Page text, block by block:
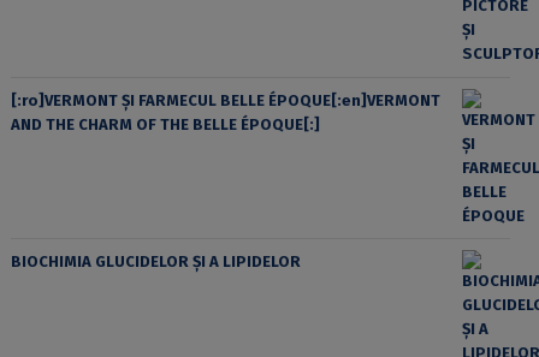
[:ro]VERMONT ȘI FARMECUL BELLE ÉPOQUE[:en]VERMONT
AND THE CHARM OF THE BELLE ÉPOQUE[:]
BIOCHIMIA GLUCIDELOR ȘI A LIPIDELOR